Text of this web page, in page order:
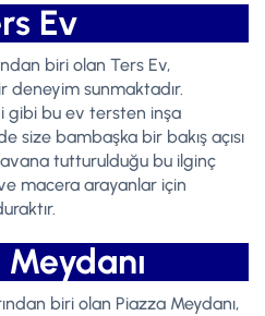
Ev
biri olan Ters Ev,
deneyim sunmaktadır.
gibi bu ev tersten inşa
size bambaşka bir bakış açısı
tutturulduğu bu ilginç
macera arayanlar için
biri olan Piazza Meydanı,